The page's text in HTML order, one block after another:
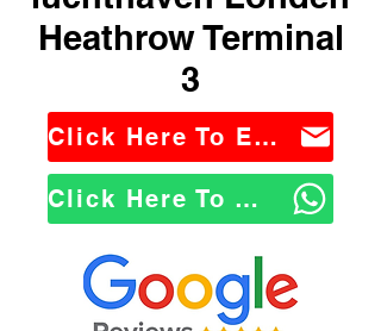
Heathrow Terminal
3
Click Here To Email Us
Click Here To WhatsApp Us